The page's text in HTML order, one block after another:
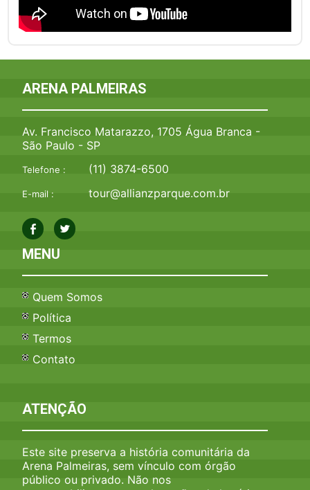
ARENA PALMEIRAS
Av. Francisco Matarazzo, 1705 Água Branca -
São Paulo - SP
Telefone : (11) 3874-6500
E-mail : tour@allianzparque.com.br
MENU
Quem Somos
Política
Termos
Contato
ATENÇÃO
Este site preserva a história comunitária da
Arena Palmeiras, sem vínculo com órgão
público ou privado. Não nos